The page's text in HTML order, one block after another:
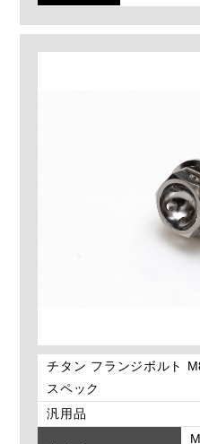
チタン フランジボルト
スペック
汎用品